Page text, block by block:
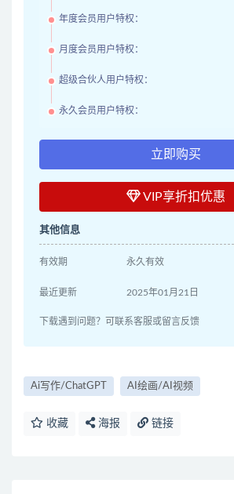
年度会员用户特权：
月度会员用户特权：
超级合伙人用户特权：
永久会员用户特权：
立即购买
VIP享折扣优惠
其他信息
有效期 永久有效
最近更新 2025年01月21日
下载遇到问题？可联系客服或留言反馈
Ai写作/ChatGPT AI绘画/AI视频
收藏 海报 链接